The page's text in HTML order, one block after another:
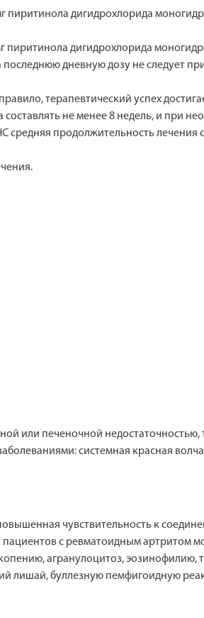
пиритинола дигидрохлорида
пиритинола дигидрохлорида
дневную дозу не следует
терапевтический успех
не менее 8 недель, и при
продолжительность лечения
или печеночной
системная красная
чувствительность к
с ревматоидным артритом
агранулоцитоз,
лишай, буллезную пемфигоидную